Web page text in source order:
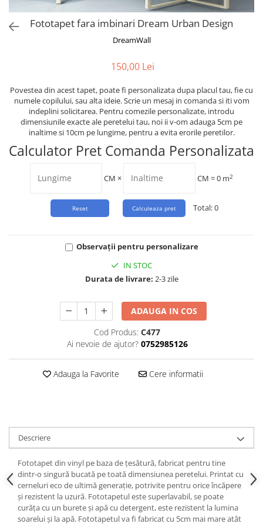
Watercolor
Fototapet fara imbinari Dream Urban Design
DreamWall
150,00 Lei
Povestea din acest tapet, poate fi personalizata dupa placul tau, fie cu
numele copilului, sau alta ideie. Scrie un mesaj in comanda si iti vom
indeplini solicitarea. Pentru comezile personalizate, introdu
dimensiunile exacte ale peretelui tau, noi ii v-om adauga 5cm pe
inaltime si 10cm pe lungime, pentru a evita erorile peretilor.
Calculator Pret Comanda Personalizata
CM × CM =0 m2
Total:0
Observații pentru personalizare
IN STOC
Durata de livrare: 2-3 zile
ADAUGA IN COS
Cod Produs: C477
Ai nevoie de ajutor? 0752985126
Adauga la Favorite Cere informatii
Descriere
Fototapet din vinyl pe baza de țesătură, fabricat pentru tine
dintr-o singură bucată pe toată dimensiunea peretelui. Printat cu
cerneluri eco de ultimă generație, potrivite pentru orice încăpere
și rezistent la uzură. Fototapetul este superlavabil, se poate
curăța cu un burete și apă cu detergent, este rezistent la lumina
soarelui și la apă. Fototapetul va fi fabricat cu 5cm mai mare atât